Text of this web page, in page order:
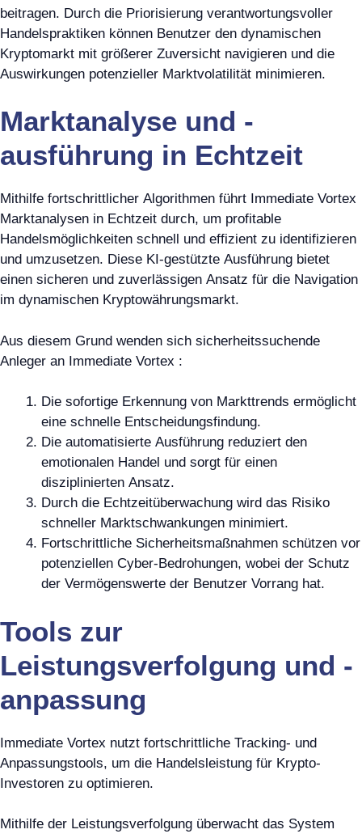
beitragen. Durch die Priorisierung verantwortungsvoller
Handelspraktiken können Benutzer den dynamischen
Kryptomarkt mit größerer Zuversicht navigieren und die
Auswirkungen potenzieller Marktvolatilität minimieren.
Marktanalyse und -
ausführung in Echtzeit
Mithilfe fortschrittlicher Algorithmen führt Immediate Vortex
Marktanalysen in Echtzeit durch, um profitable
Handelsmöglichkeiten schnell und effizient zu identifizieren
und umzusetzen. Diese KI-gestützte Ausführung bietet
einen sicheren und zuverlässigen Ansatz für die Navigation
im dynamischen Kryptowährungsmarkt.
Aus diesem Grund wenden sich sicherheitssuchende
Anleger an Immediate Vortex :
Die sofortige Erkennung von Markttrends ermöglicht
eine schnelle Entscheidungsfindung.
Die automatisierte Ausführung reduziert den
emotionalen Handel und sorgt für einen
disziplinierten Ansatz.
Durch die Echtzeitüberwachung wird das Risiko
schneller Marktschwankungen minimiert.
Fortschrittliche Sicherheitsmaßnahmen schützen vor
potenziellen Cyber-Bedrohungen, wobei der Schutz
der Vermögenswerte der Benutzer Vorrang hat.
Tools zur
Leistungsverfolgung und -
anpassung
Immediate Vortex nutzt fortschrittliche Tracking- und
Anpassungstools, um die Handelsleistung für Krypto-
Investoren zu optimieren.
Mithilfe der Leistungsverfolgung überwacht das System